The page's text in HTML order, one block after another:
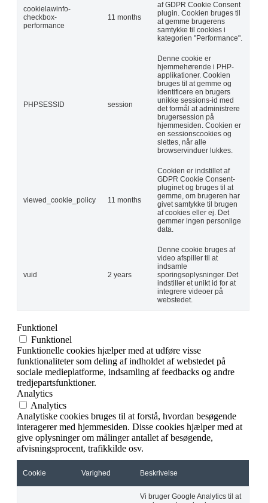
cookielawinfo-
checkbox-
performance
11 months
af GDPR Cookie Consent
plugin. Cookien bruges til
at gemme brugerens
samtykke til cookies i
kategorien "Performance".
PHPSESSID session
Denne cookie er
hjemmehørende i PHP-
applikationer. Cookien
bruges til at gemme og
identificere en brugers
unikke sessions-id med
det formål at administrere
brugersession på
hjemmesiden. Cookien er
en sessionscookies og
slettes, når alle
browservinduer lukkes.
viewed_cookie_policy 11 months
Cookien er indstillet af
GDPR Cookie Consent-
pluginet og bruges til at
gemme, om brugeren har
givet samtykke til brugen
af cookies eller ej. Det
gemmer ingen personlige
data.
vuid 2 years
Denne cookie bruges af
video afspiller til at
indsamle
sporingsoplysninger. Det
indstiller et unikt id for at
integrere videoer på
webstedet.
Funktionel
Funktionel
Funktionelle cookies hjælper med at udføre visse
funktionaliteter som deling af indholdet af webstedet på
sociale medieplatforme, indsamling af feedbacks og andre
tredjepartsfunktioner.
Analytics
Analytics
Analytiske cookies bruges til at forstå, hvordan besøgende
interagerer med hjemmesiden. Disse cookies hjælper med at
give oplysninger om målinger antallet af besøgende,
afvisningsprocent, trafikkilde osv.
Cookie Varighed Beskrivelse
Vi bruger Google Analytics til at